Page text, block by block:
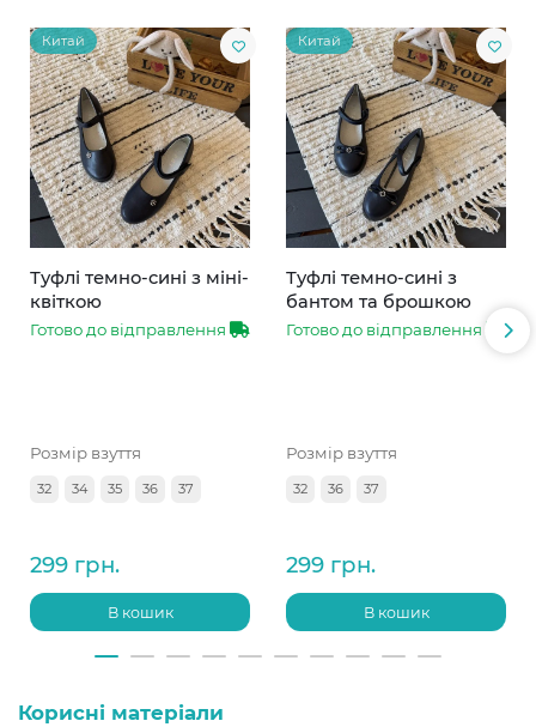
Китай
Туфлі темно-сині з міні-
квіткою
Готово до відправлення
Розмір взуття
32 34 35 36 37
299 грн.
В кошик
Китай
Туфлі темно-сині з
бантом та брошкою
Готово до відправлення
Розмір взуття
32 36 37
299 грн.
В кошик
Корисні матеріали